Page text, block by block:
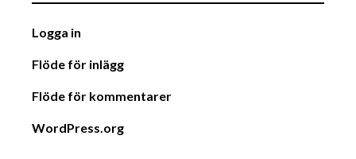
Logga in
Flöde för inlägg
Flöde för kommentarer
WordPress.org